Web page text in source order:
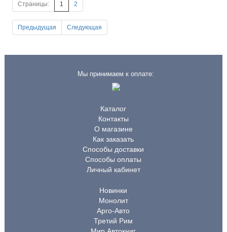
Страницы: 1 2
Предыдущая Следующая
Мы принимаем к оплате:
Каталог
Контакты
О магазине
Как заказать
Способы доставки
Способы оплаты
Личный кабинет
Новинки
Монолит
Арго-Авто
Третий Рим